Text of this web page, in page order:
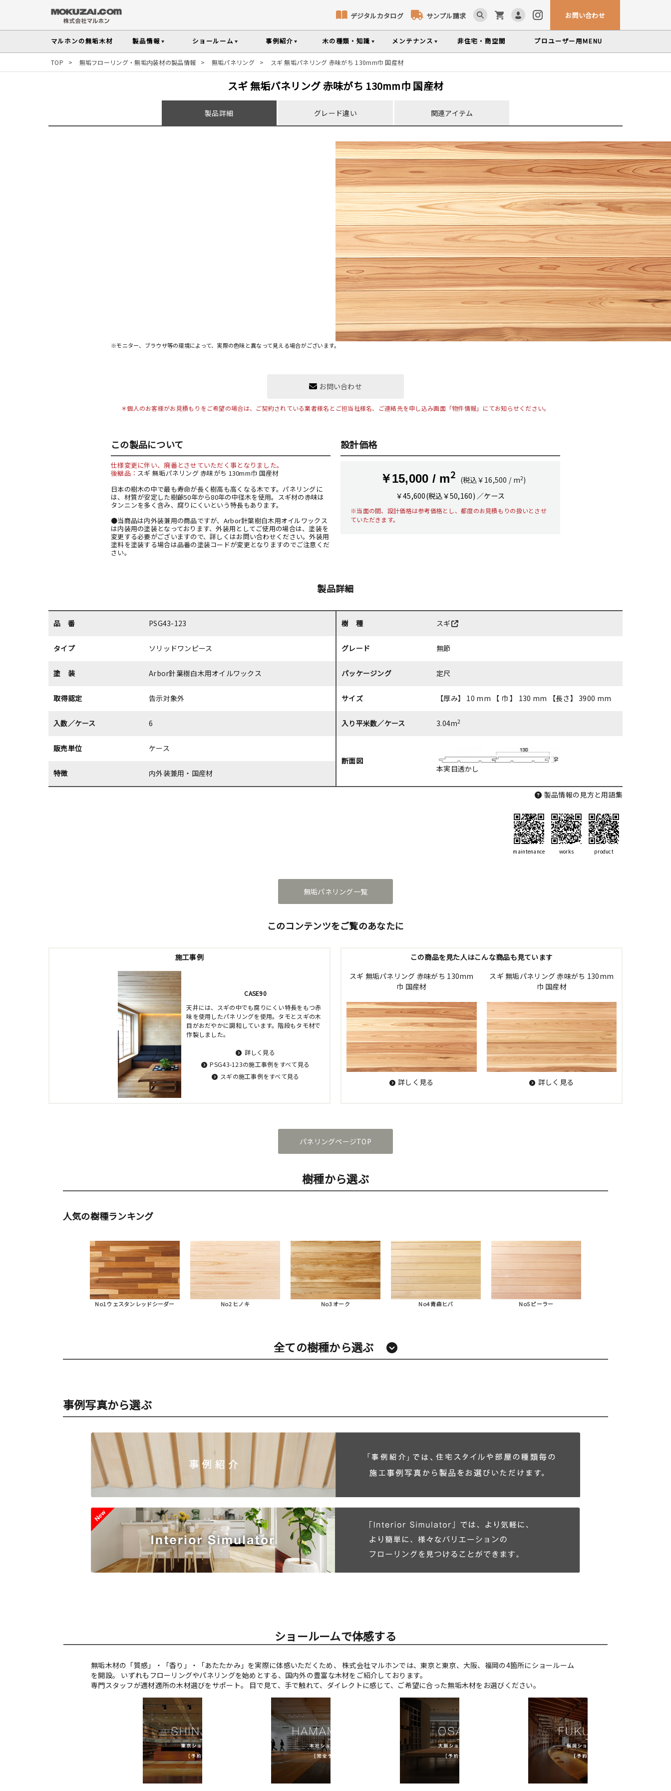
デジタルカタログ サンプル請求 お問い合わせ
マルホンの無垢木材 製品情報
床暖房対応フローリング 無垢パネリング
その他の内装部材・製品 選べる表面加工 選べる塗装 塗料・メンテナンス用品
製品情報の見方と用語集
ショールーム 事例紹介
インテリアスタイルから
樹種から探す 製品特徴から探す
木の種類・知識
木材の基礎知識
性質や施工のポイントなど無垢木材の様々な基礎知識集
コラム「見る木活かす木」
専門スタッフが確かな情報をお届けする無垢木材コラム
人気の樹種 世界の樹種
メンテナンス
メンテナンスのコト
無垢材を扱う上で知っておきたい、メンテナンスのポイントなどを掲載
メンテナンスサービス
無垢材のプロである、マルホンによるメンテナンスサービス
塗料・メンテナンス用品のご購入
非住宅・商空間 プロユーザー用MENU
TOP > 無垢フローリング・無垢内装材の製品情報 > 無垢パネリング > スギ 無垢パネリング 赤味がち 130mm巾 国産材
スギ 無垢パネリング 赤味がち 130mm巾 国産材
製品詳細 グレード違い 関連アイテム
※モニター、ブラウザ等の環境によって、実際の色味と異なって見える場合がございます。
お問い合わせ
＊個人のお客様がお見積もりをご希望の場合は、ご契約されている業者様名とご担当社様名、ご連絡先を申し込み画面「物件情報」にてお知らせください。
この製品について
仕様変更に伴い、廃番とさせていただく事となりました。
後継品： スギ 無垢パネリング 赤味がち 130mm巾 国産材
日本の樹木の中で最も寿命が長く樹高も高くなる木です。パネリングに
は、材質が安定した樹齢50年から80年の中径木を使用。スギ材の赤味は
タンニンを多く含み、腐りにくいという特長もあります。
●当商品は内外装兼用の商品ですが、Arbor針葉樹白木用オイルワックス
は内装用の塗装となっております、外装用としてご使用の場合は、塗装を
変更する必要がございますので、詳しくはお問い合わせください。外装用
塗料を塗装する場合は品番の塗装コードが変更となりますのでご注意くだ
さい。
設計価格
￥15,000 / m2 (税込￥16,500 / m2)
￥45,600(税込￥50,160) ／ケース
※当面の間、設計価格は参考価格とし、都度のお見積もりの扱いとさせ
ていただきます。
製品詳細
品 番 PSG43-123 樹 種 スギ
タイプ ソリッドワンピース グレード 無節
塗 装 Arbor針葉樹白木用オイルワックス パッケージング 定尺
取得認定 告示対象外 サイズ 【厚み】 10 mm 【 巾 】 130 mm 【長さ】 3900 mm
入数／ケース 6 入り平米数／ケース 3.04m2
販売単位
ケース
断面図
本実目透かし
特徴 内外装兼用・国産材
製品情報の見方と用語集
maintenance works product
無垢パネリング一覧
このコンテンツをご覧のあなたに
施工事例
CASE90
天井には、スギの中でも腐りにくい特長をもつ赤
味を使用したパネリングを使用。タモとスギの木
目がおだやかに調和しています。階段もタモ材で
作製しました。
詳しく見る
PSG43-123の施工事例をすべて見る
スギの施工事例をすべて見る
この商品を見た人はこんな商品も見ています
スギ 無垢パネリング 赤味がち 130mm
巾 国産材
詳しく見る
スギ 無垢パネリング 赤味がち 130mm
巾 国産材
詳しく見る
パネリングページTOP
樹種から選ぶ
人気の樹種ランキング
No1 ウェスタンレッドシーダー No2 ヒノキ No3 オーク No4 青森ヒバ No5 ピーラー
全ての樹種から選ぶ
事例写真から選ぶ
ショールームで体感する
無垢木材の「質感」・「香り」・「あたたかみ」を実際に体感いただくため、 株式会社マルホンでは、東京と東京、大阪、福岡の4箇所にショールーム
を開設。 いずれもフローリングやパネリングを始めとする、国内外の豊富な木材をご紹介しております。
専門スタッフが適材適所の木材選びをサポート。 目で見て、手で触れて、ダイレクトに感じて、ご希望に合った無垢木材をお選びください。